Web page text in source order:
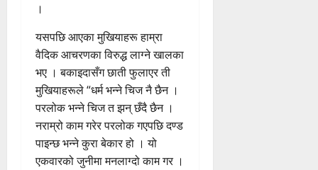
।
यसपछि आएका मुखियाहरू हाम्रा
वैदिक आचरणका विरुद्ध लाग्ने खालका
भए । बकाइदासँग छाती फुलाएर ती
मुखियाहरूले “धर्म भन्ने चिज नै छैन ।
परलोक भन्ने चिज त झन् छँदै छैन ।
नराम्रो काम गरेर परलोक गएपछि दण्ड
पाइन्छ भन्ने कुरा बेकार हो । यो
एकवारको जुनीमा मनलाग्दो काम गर ।